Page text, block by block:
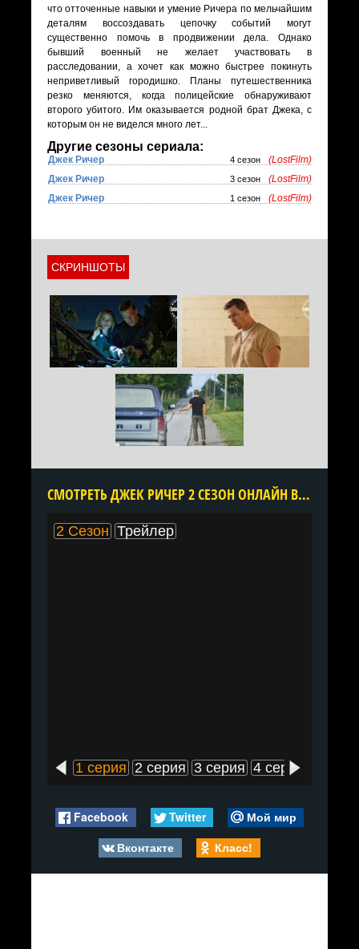
что отточенные навыки и умение Ричера по мельчайшим
деталям воссоздавать цепочку событий могут
существенно помочь в продвижении дела. Однако
бывший военный не желает участвовать в
расследовании, а хочет как можно быстрее покинуть
неприветливый городишко. Планы путешественника
резко меняются, когда полицейские обнаруживают
второго убитого. Им оказывается родной брат Джека, с
которым он не виделся много лет...
Другие сезоны сериала:
Джек Ричер 4 сезон
(LostFilm)
Джек Ричер
3 сезон
(LostFilm)
Джек Ричер
1 сезон (LostFilm)
СКРИНШОТЫ
CМОТРЕТЬ ДЖЕК РИЧЕР 2 СЕЗОН ОНЛАЙН В ХОРОШЕМ КАЧЕСТВЕ ВСЕ СЕРИИ ПОДРЯД БЕСПЛАТНО
2 Сезон Трейлер
1 серия 2 серия 3 серия 4 серия
Facebook Twitter
Мой мир
Вконтакте
Класс!